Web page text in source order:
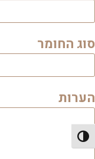
הפעל/כבה ניגודיות גבוהה
סוג החומר
הערות